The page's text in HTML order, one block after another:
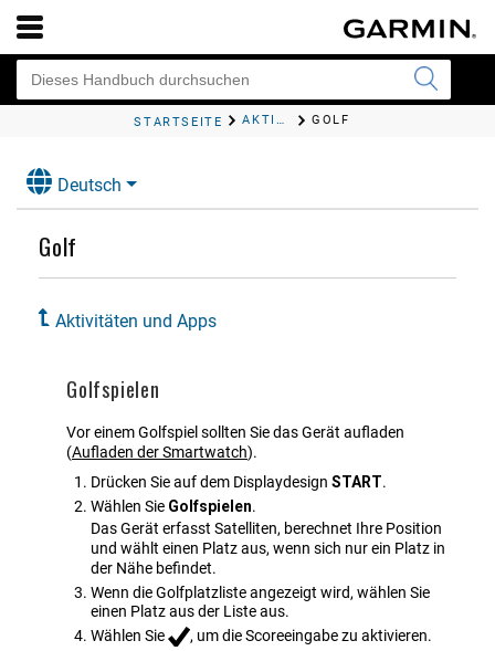
STARTSEITE AKTIVITÄTEN UND APPS GOLF
Deutsch
Golf
Aktivitäten und Apps
Golfspielen
Vor einem Golfspiel sollten Sie das Gerät aufladen
(Aufladen der Smartwatch).
Drücken Sie auf dem Displaydesign START.
Wählen Sie Golfspielen.
Das Gerät erfasst Satelliten, berechnet Ihre Position
und wählt einen Platz aus, wenn sich nur ein Platz in
der Nähe befindet.
Wenn die Golfplatzliste angezeigt wird, wählen Sie
einen Platz aus der Liste aus.
Wählen Sie
, um die Scoreeingabe zu aktivieren.